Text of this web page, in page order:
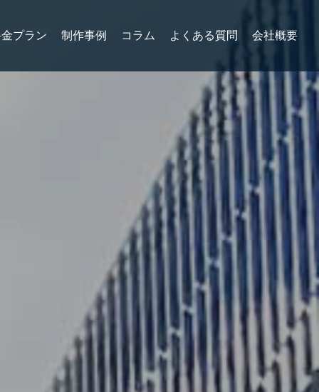
プラン 制作事例 コラム よくある質問 会社概要